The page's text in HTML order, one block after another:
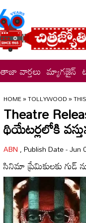
తాజా వార్తలు మ్యాగజైన్
HOME»TOLLYWOOD»
Theatre
థియేటర్లలోకి
ABN, Publish Date - Jun
సినిమా ప్రేమికులకు గుడ్